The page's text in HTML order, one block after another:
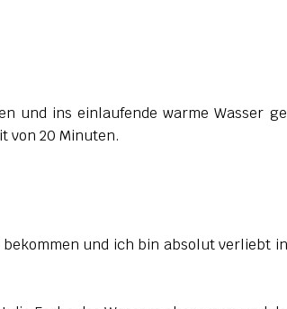
und ins einlaufende warme Wasser
von 20 Minuten.
und ich bin absolut verliebt